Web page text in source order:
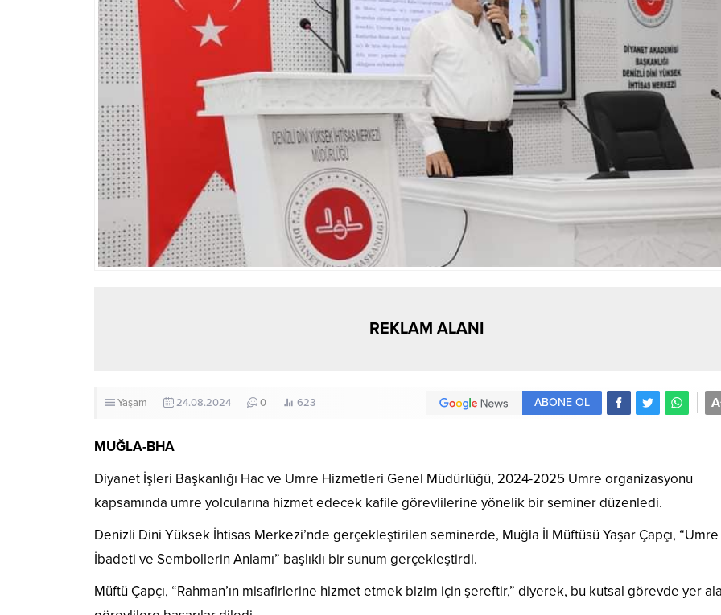
REKLAM ALANI
Yaşam 24.08.2024 0 623 A
ABONE OL
MUĞLA-BHA
Diyanet İşleri Başkanlığı Hac ve Umre Hizmetleri Genel Müdürlüğü, 2024-2025 Umre organizasyonu
kapsamında umre yolcularına hizmet edecek kafile görevlilerine yönelik bir seminer düzenledi.
Denizli Dini Yüksek İhtisas Merkezi’nde gerçekleştirilen seminerde, Muğla İl Müftüsü Yaşar Çapçı, “Umre
İbadeti ve Sembollerin Anlamı” başlıklı bir sunum gerçekleştirdi.
Müftü Çapçı, “Rahman’ın misafirlerine hizmet etmek bizim için şereftir,” diyerek, bu kutsal görevde yer